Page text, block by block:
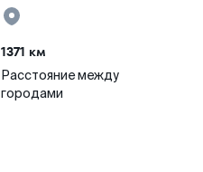
1371 км
Расстояние между
городами